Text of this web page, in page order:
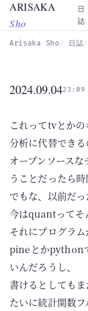
Skip to main content
ARISAKA
Sho
日
誌
Arisaka Sho 日誌
2024.09.0423:09
これってtvとか
分析に代替できる
オープンソース
うことだったら
でもな、以前だ
今はquantってそ
それにプログラ
pineとかpython
いんだろうし、
書けるとしても
たいに統計関数